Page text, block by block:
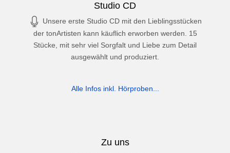
Studio CD
Unsere erste Studio CD mit den Lieblingsstücken
der tonArtisten kann käuflich erworben werden. 15
Stücke, mit sehr viel Sorgfalt und Liebe zum Detail
ausgewählt und produziert.
Alle Infos inkl. Hörproben...
Zu uns